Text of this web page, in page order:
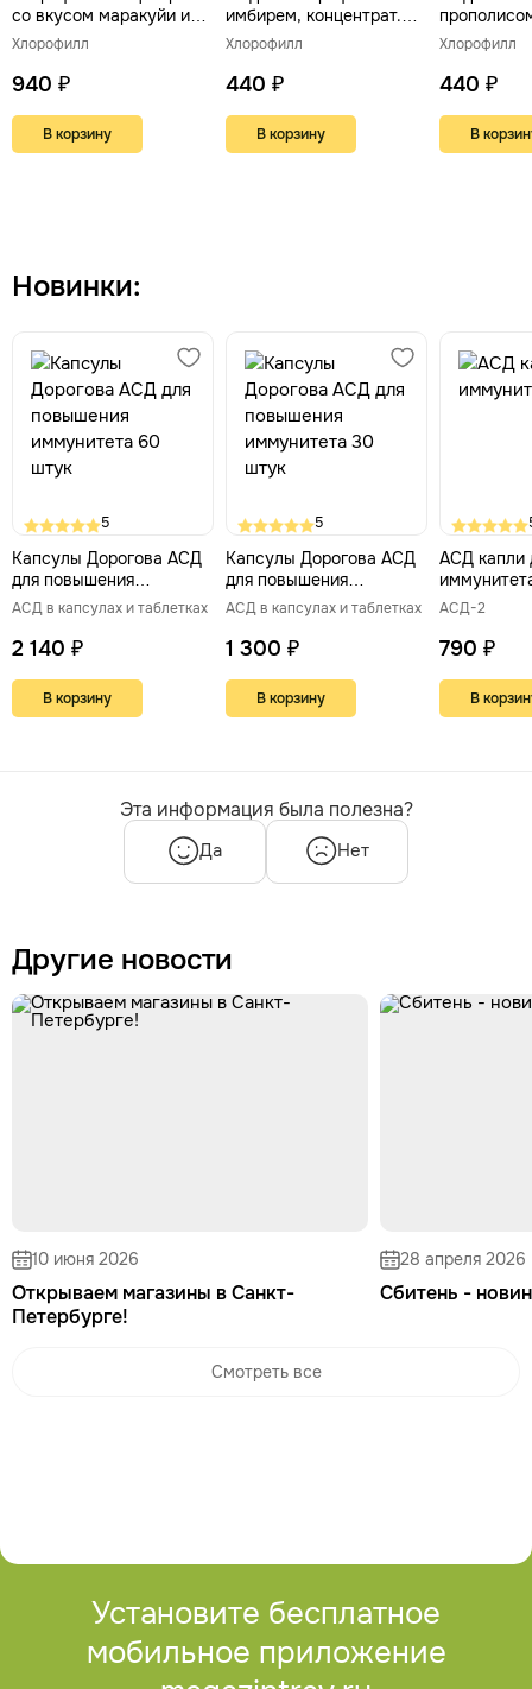
со вкусом маракуйи и
мяты, 500 мл
Хлорофилл
940 ₽
В корзину
имбирем, концентрат.
Для иммунитета, ЖКТ,
сосудов, 100 мл
Хлорофилл
440 ₽
В корзину
Для
сосудов,
Хлорофилл
440 ₽
В
Новинки:
5
Капсулы Дорогова АСД
для повышения
иммунитета 60 штук
АСД в капсулах и таблетках
2 140 ₽
В корзину
5
Капсулы Дорогова АСД
для повышения
иммунитета 30 штук
АСД в капсулах и таблетках
1 300 ₽
В корзину
АСД капли
АСД-2
790 ₽
В
Эта информация была полезна?
Да Нет
Другие новости
10 июня 2026
Открываем магазины в Санкт-
Петербурге!
28 апреля 2026
Сбитень -
Смотреть все
Установите бесплатное
мобильное приложение